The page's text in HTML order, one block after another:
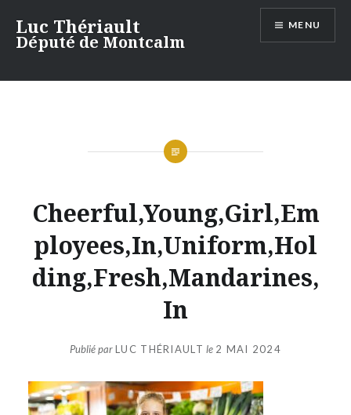
contenu
Luc Thériault
Député de Montcalm
MENU
Cheerful,Young,Girl,Em
ployees,In,Uniform,Hol
ding,Fresh,Mandarines,
In
Publié parLUC THÉRIAULT le 2 MAI 2024